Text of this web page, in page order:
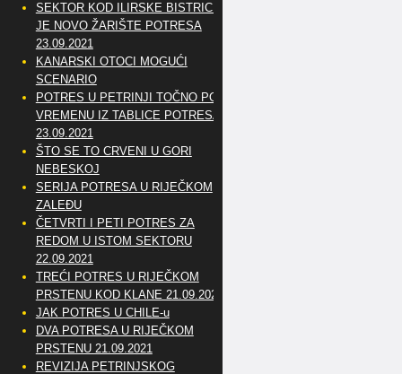
SEKTOR KOD ILIRSKE BISTRICE
JE NOVO ŽARIŠTE POTRESA
23.09.2021
KANARSKI OTOCI MOGUĆI
SCENARIO
POTRES U PETRINJI TOČNO PO
VREMENU IZ TABLICE POTRESA
23.09.2021
ŠTO SE TO CRVENI U GORI
NEBESKOJ
SERIJA POTRESA U RIJEČKOM
ZALEĐU
ČETVRTI I PETI POTRES ZA
REDOM U ISTOM SEKTORU
22.09.2021
TREĆI POTRES U RIJEČKOM
PRSTENU KOD KLANE 21.09.2021
JAK POTRES U CHILE-u
DVA POTRESA U RIJEČKOM
PRSTENU 21.09.2021
REVIZIJA PETRINJSKOG